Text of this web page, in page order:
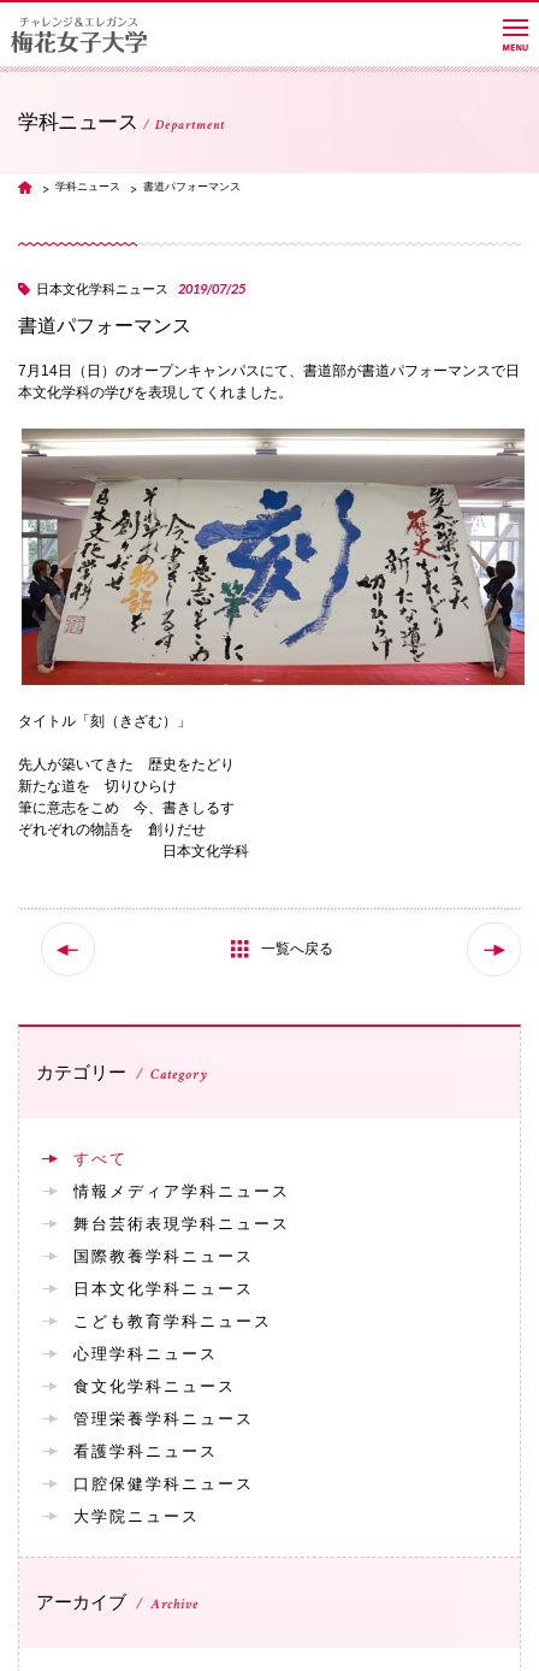
学部・学科・大学院
教員紹介サイト
進路・就職
国際交流
産学連携
入試情報
交通アクセス
入試広報部
お問い合わせ 交通アクセス
BCCS 梅花メール
学科ニュース Department
TOP 学科ニュース 書道パフォーマンス
日本文化学科ニュース 2019/07/25
書道パフォーマンス
7月14日（日）のオープンキャンパスにて、書道部が書道パフォーマンスで日
本文化学科の学びを表現してくれました。
タイトル「刻（きざむ）」
先人が築いてきた 歴史をたどり
新たな道を 切りひらけ
筆に意志をこめ 今、書きしるす
ぞれぞれの物語を 創りだせ
日本文化学科
一覧へ戻る
カテゴリー Category
すべて
情報メディア学科ニュース
舞台芸術表現学科ニュース
国際教養学科ニュース
日本文化学科ニュース
こども教育学科ニュース
心理学科ニュース
食文化学科ニュース
管理栄養学科ニュース
看護学科ニュース
口腔保健学科ニュース
大学院ニュース
アーカイブ Archive